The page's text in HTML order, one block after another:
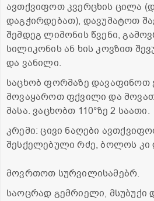
ავთქვიფოთ კვერცხის ცილა
დაგჭირდებათ), დავუმატოთ
შემდეგ ლიმონის წვენი,
სილიკონის ან ხის კოვზით
და ვანილი.
საცხობ ფორმაზე დავაფინოთ
მოვაყაროთ ფქვილი და
მასა. ვაცხობთ 110°ზე 2 საათი.
კრემი: ცივი ნაღები
შესქელებული რძე, ბოლოს კი
მოვრთოთ სურვილისამებრ.
საოცრად გემრიელი, მსუბუქი